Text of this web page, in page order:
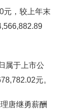
元，较上年末
属于上市公
元。
唐继勇薪酬